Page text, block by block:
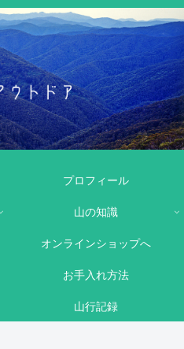
プロフィール
山の知識
オンラインショップへ
お手入れ方法
山行記録